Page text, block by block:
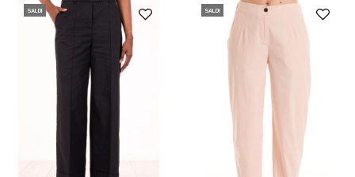
SALDI SALDI